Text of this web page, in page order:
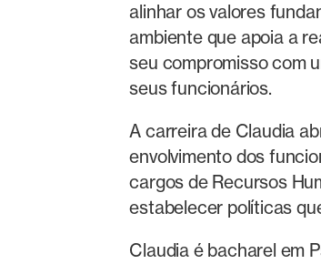
alinhar os valores
ambiente que apoia a
seu compromisso com
seus funcionários.
A carreira de Claudia
envolvimento dos
cargos de Recursos
estabelecer políticas
Claudia é bacharel em